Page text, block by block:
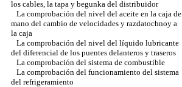
los cables, la tapa y begunka del distribuidor
La comprobación del nivel del aceite en la caja de
mano del cambio de velocidades y razdatochnoy a
la caja
La comprobación del nivel del líquido lubricante
del diferencial de los puentes delanteros y traseros
La comprobación del sistema de combustible
La comprobación del funcionamiento del sistema
del refrigeramiento